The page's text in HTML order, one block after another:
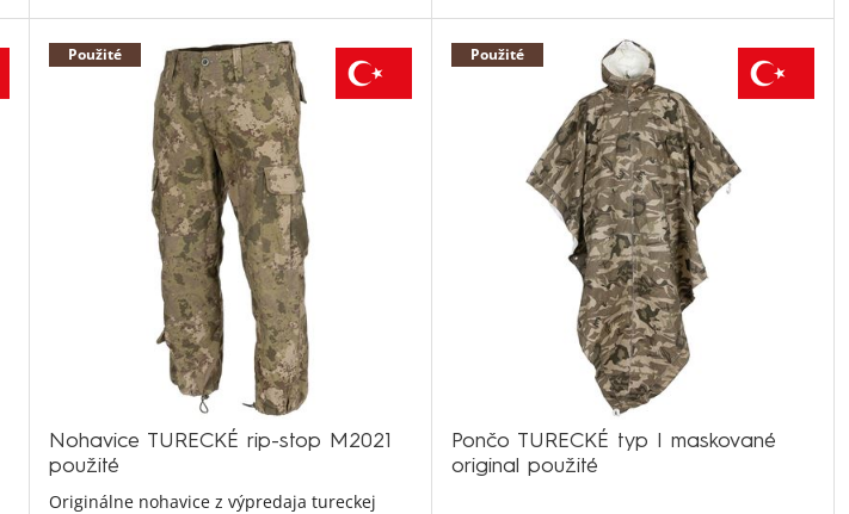
Použité
Nohavice TURECKÉ rip-stop M2021
použité
Originálne nohavice z výpredaja tureckej
Použité
Pončo TURECKÉ typ I maskované
original použité